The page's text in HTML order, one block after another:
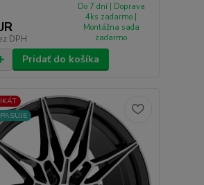
DPH
Do 7 dní | Doprava
4ks zadarmo |
Montážna sada
zadarmo
Pridať do košíka